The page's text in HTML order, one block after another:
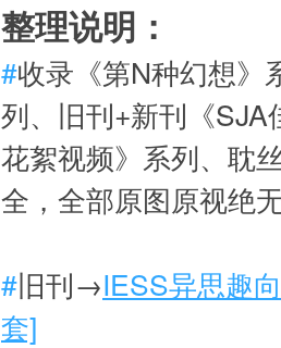
整理说明：
#收录《第N种幻想》
列、旧刊+新刊《
花絮视频》系列、耽
全，全部原图原视绝
#旧刊→IESS异思趣
套]